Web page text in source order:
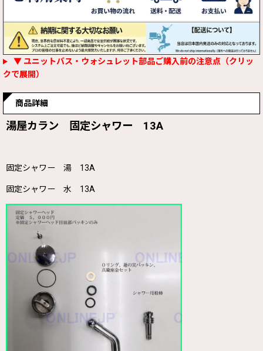
▼ ユニットバス・ウォシュレット部品ご購入前の注意点（クリッ
クで展開）
商品詳細
湯屋カラン 固定シャワー 13A
固定シャワー 湯 13A
固定シャワー 水 13A